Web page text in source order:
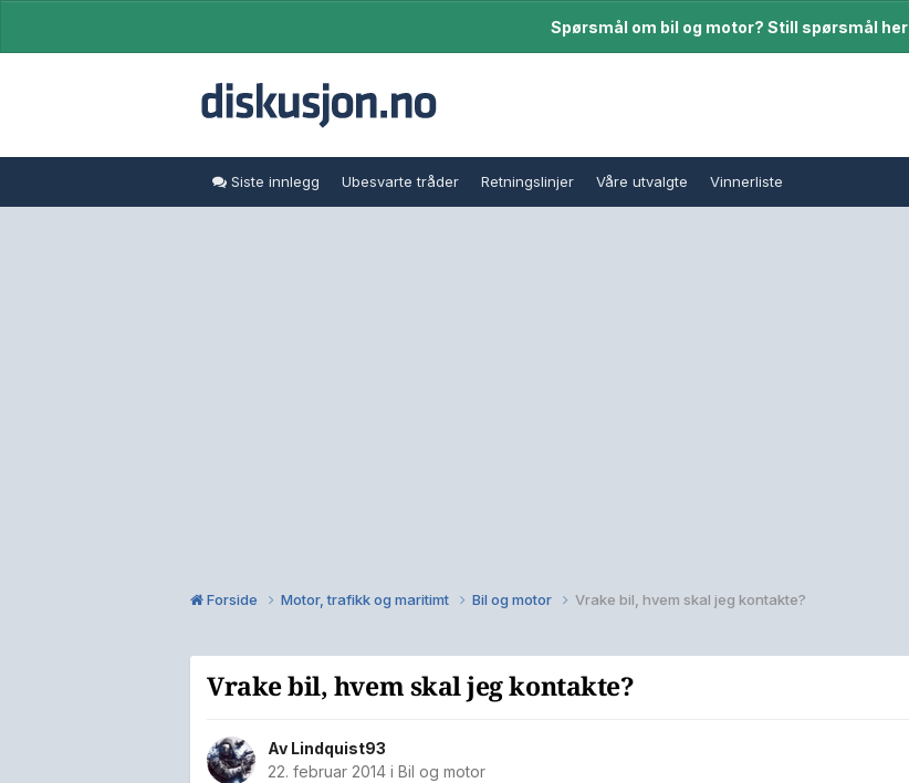
Spørsmål om bil og motor? Still spørsmål her
Siste innlegg Ubesvarte tråder Retningslinjer Våre utvalgte Vinnerliste
Forside Motor, trafikk og maritimt Bil og motor Vrake bil, hvem skal jeg kontakte?
Vrake bil, hvem skal jeg kontakte?
Av Lindquist93
22. februar 2014 i Bil og motor